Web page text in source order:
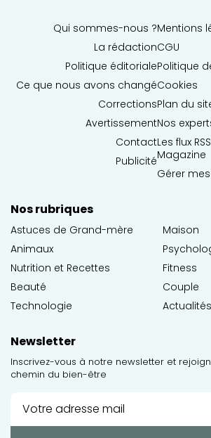
Qui sommes-nous ?
La rédaction
Politique éditoriale
Ce que nous avons changé
Corrections
Avertissement
Contact
Publicité
Mentions
CGU
Politique
Cookies
Plan du
Nos
Les flux
Magazine
Gérer
Nos rubriques
Astuces de Grand-mère
Animaux
Nutrition et Recettes
Beauté
Technologie
Maison
Fitness
Couple
Actualités
Newsletter
Inscrivez-vous à notre newsletter et
chemin du bien-être